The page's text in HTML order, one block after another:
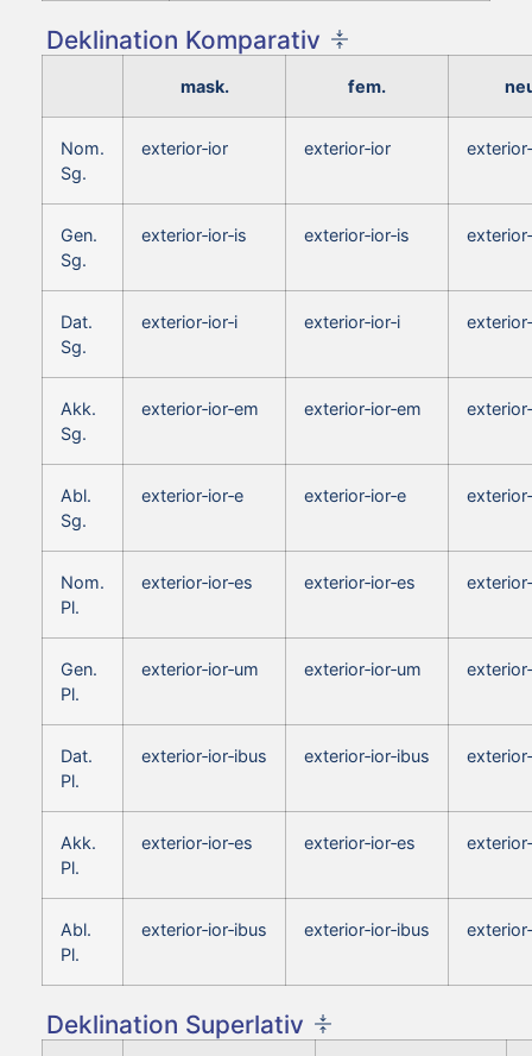
Deklination Komparativ
mask. fem.
Nom.
Sg.
exterior‑ior exterior‑ior
Gen.
Sg.
exterior‑ior‑is exterior‑ior‑is
Dat.
Sg.
exterior‑ior‑i exterior‑ior‑i
Akk.
Sg.
exterior‑ior‑em exterior‑ior‑em
Abl.
Sg.
exterior‑ior‑e exterior‑ior‑e
Nom.
Pl.
exterior‑ior‑es exterior‑ior‑es
Gen.
Pl.
exterior‑ior‑um exterior‑ior‑um
Dat.
Pl.
exterior‑ior‑ibus exterior‑ior‑ibus
Akk.
Pl.
exterior‑ior‑es exterior‑ior‑es
Abl.
Pl.
exterior‑ior‑ibus exterior‑ior‑ibus
Deklination Superlativ